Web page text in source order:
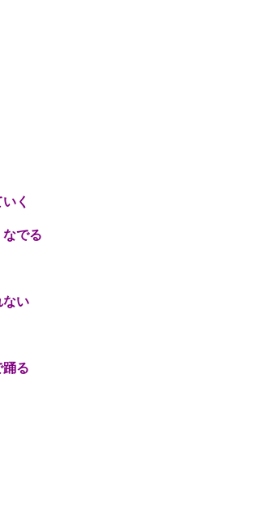
く
でる
ない
踊る